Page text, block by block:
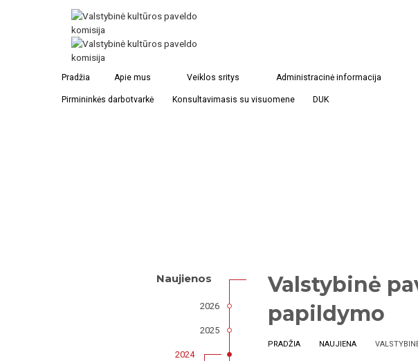
Pradžia Apie mus Veiklos sritys Administracinė informacija
Pirmininkės darbotvarkė Konsultavimasis su visuomene DUK
Valstybinė
papildymo
PRADŽIA NAUJIENA
Naujienos
2026
2025
2024